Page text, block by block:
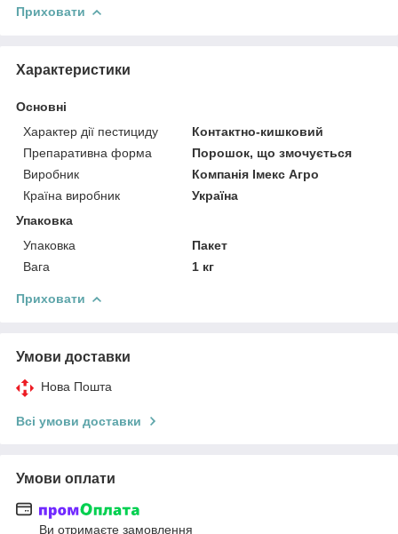
Приховати
Характеристики
Основні
Характер дії пестициду
Контактно-кишковий
Препаративна форма
Порошок, що змочується
Виробник
Компанія Імекс Агро
Країна виробник
Україна
Упаковка
Упаковка
Пакет
Вага
1 кг
Приховати
Умови доставки
Нова Пошта
Всі умови доставки
Умови оплати
Ви отримаєте замовлення